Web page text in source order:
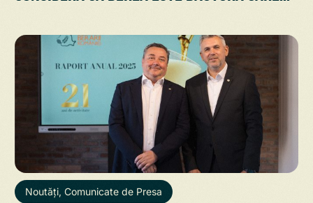
plus să le spui prietenilor: Hai la o
bere!
Noutăți, Comunicate de Presa